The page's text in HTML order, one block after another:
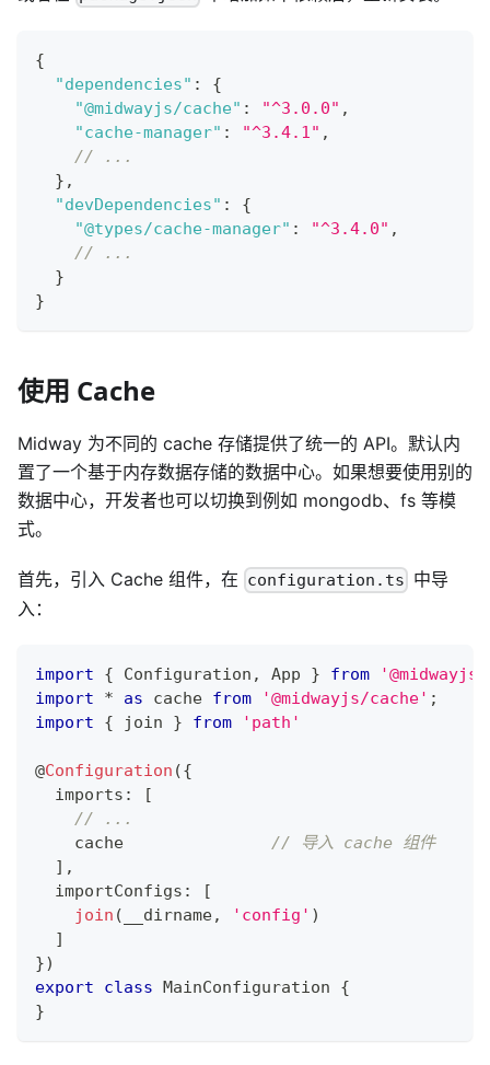
{
"dependencies" :
{
"@midwayjs/cache" : "^3.0.0" ,
"cache-manager" : "^3.4.1" ,
// ...
} ,
"devDependencies" :
{
"@types/cache-manager" : "^3.4.0" ,
// ...
}
}
使用 Cache
Midway 为不同的 cache 存储提供了统一的 API。默认内
置了一个基于内存数据存储的数据中心。如果想要使用别的
数据中心，开发者也可以切换到例如 mongodb、fs 等模
式。
首先，引入 Cache 组件，在 configuration.ts 中导
入：
import { Configuration , App } from
import
* as cache from '@midwayjs/cache' ;
import
{ join } from 'path'
@Configuration ({
  imports
:
[
// ...
// 导入 cache 组件
] ,
  importConfigs
:
[
join ( __dirname, 'config' )
]
})
export
class MainConfiguration
{
}